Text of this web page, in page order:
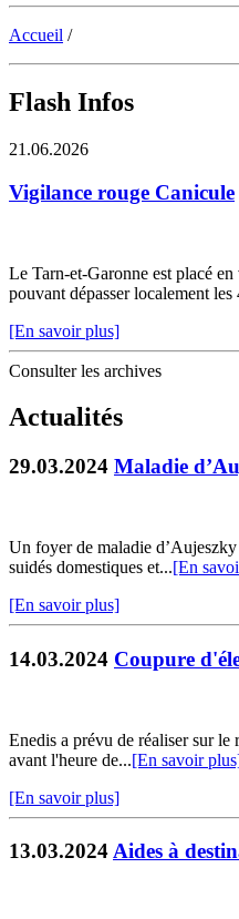
Accueil /
Flash Infos
21.06.2026
Vigilance rouge Canicule
Le Tarn-et-Garonne est placé
pouvant dépasser localement
[En savoir plus]
Consulter les archives
Actualités
29.03.2024 Maladie
Un foyer de maladie
suidés domestiques et...[En
[En savoir plus]
14.03.2024 Coupure
Enedis a prévu de réaliser sur le
avant l'heure de...[En savoir
[En savoir plus]
13.03.2024Aides à